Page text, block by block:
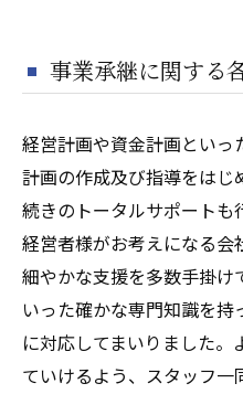
事業承継に関する
経営計画や資金計画とい
計画の作成及び指導をは
続きのトータルサポートも
経営者様がお考えになる会
細やかな支援を多数手掛け
いった確かな専門知識を
に対応してまいりました。
ていけるよう、スタッフ